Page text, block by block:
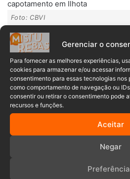
Gerenciar o
Para fornecer as melhores experiências,
cookies para armazenar e/ou acessar
consentimento para essas tecnologias nos
como comportamento de navegação ou
consentir ou retirar o consentimento pode
recursos e funções.
Aceitar
Negar
Foto: CBVI
• LEIA TAMBÉM:Câmera de
seguida de capotamento em
Por fim, após a retirada em ângulo
protocolada, imobilizada e